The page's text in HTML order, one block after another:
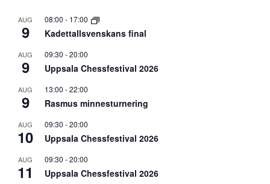
AUG
9
08:00 - 17:00
Kadettallsvenskans final
AUG
9
09:30 -20:00
Uppsala Chessfestival 2026
AUG
9
13:00 -22:00
Rasmus minnesturnering
AUG
10
09:30 -20:00
Uppsala Chessfestival 2026
AUG
11
09:30 -20:00
Uppsala Chessfestival 2026